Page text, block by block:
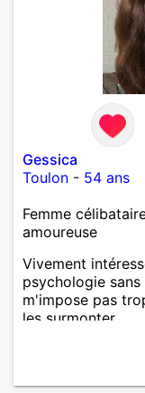
Gessica
Toulon - 54 ans
Femme
amoureuse
Vivement
psychologie
m'impose pas
les surmonter.